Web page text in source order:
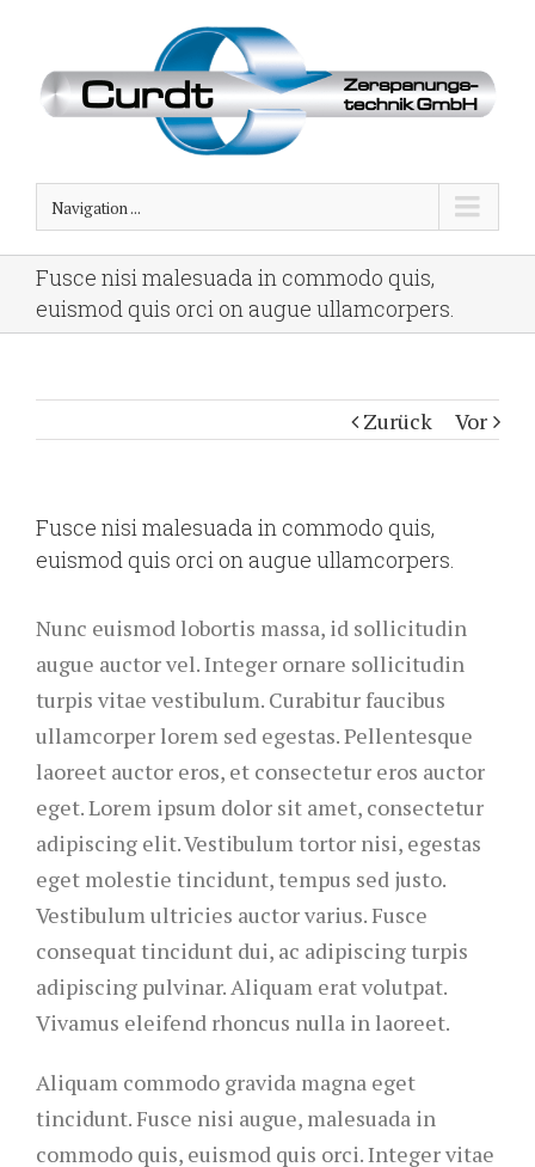
Navigation ...
Fusce nisi malesuada in commodo quis,
euismod quis orci on augue ullamcorpers.
Zurück Vor
Fusce nisi malesuada in commodo quis,
euismod quis orci on augue ullamcorpers.
Nunc euismod lobortis massa, id sollicitudin
augue auctor vel. Integer ornare sollicitudin
turpis vitae vestibulum. Curabitur faucibus
ullamcorper lorem sed egestas. Pellentesque
laoreet auctor eros, et consectetur eros auctor
eget. Lorem ipsum dolor sit amet, consectetur
adipiscing elit. Vestibulum tortor nisi, egestas
eget molestie tincidunt, tempus sed justo.
Vestibulum ultricies auctor varius. Fusce
consequat tincidunt dui, ac adipiscing turpis
adipiscing pulvinar. Aliquam erat volutpat.
Vivamus eleifend rhoncus nulla in laoreet.
Aliquam commodo gravida magna eget
tincidunt. Fusce nisi augue, malesuada in
commodo quis, euismod quis orci. Integer vitae